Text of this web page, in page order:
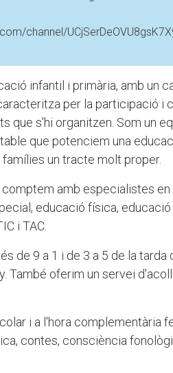
channel/
infantil i primària, amb un
per la participació i
que s'hi organitzen. Som un
que potenciem una
un tracte molt proper.
amb especialistes
educació física,
i TAC.
de 9 a 1 i de 3 a 5 de la tarda
També oferim un servei
i a l'hora complementària
contes, consciència